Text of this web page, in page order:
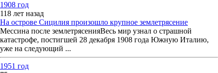
1908 год
118 лет назад
На острове Сицилия произошло крупное землетрясение
Мессина после землетрясенияВесь мир узнал о страшной
катастрофе, постигшей 28 декабря 1908 года Южную Италию,
уже на следующий ...
1951 год